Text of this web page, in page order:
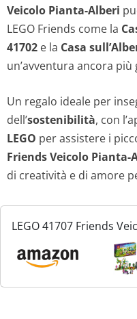
Veicolo Pianta-Alberi
LEGO Friends come la
41702 e la Casa
un’avventura ancora più
Un regalo ideale per
dell’sostenibilità, con
LEGO per assistere i
Friends Veicolo Pianta-
di creatività e di amore
LEGO 41707 Friends
alla Natura con
Bambina e Bambino dai